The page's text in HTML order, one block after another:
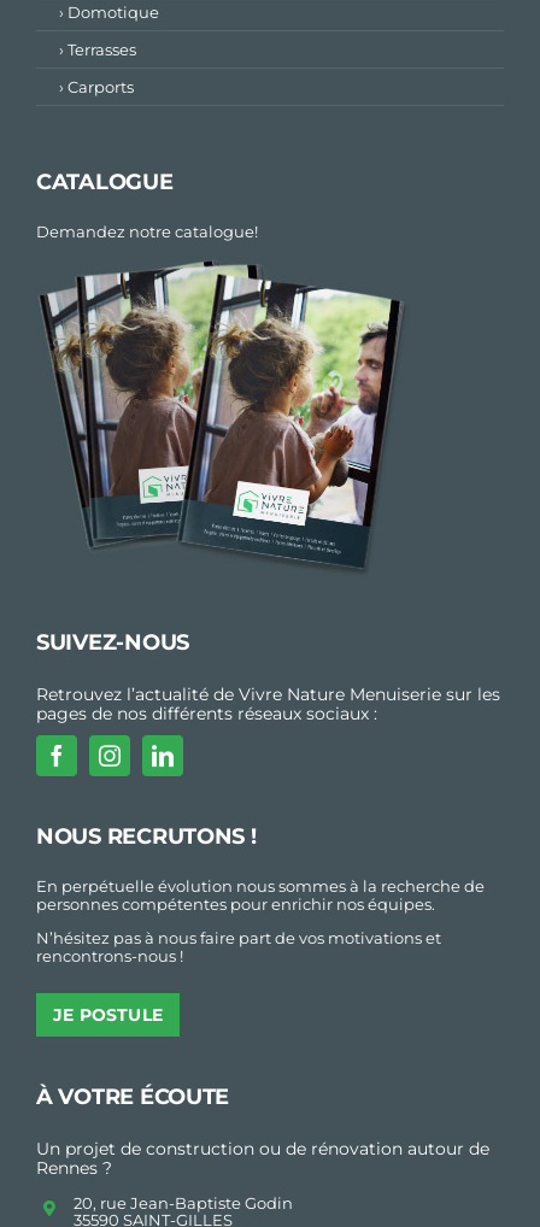
› Domotique
› Terrasses
› Carports
CATALOGUE
Demandez notre catalogue!
SUIVEZ-NOUS
Retrouvez l’actualité de Vivre Nature Menuiserie sur les
pages de nos différents réseaux sociaux :
NOUS RECRUTONS !
En perpétuelle évolution nous sommes à la recherche de
personnes compétentes pour enrichir nos équipes.
N’hésitez pas à nous faire part de vos motivations et
rencontrons-nous !
JE POSTULE
À VOTRE ÉCOUTE
Un projet de construction ou de rénovation autour de
Rennes ?
20, rue Jean-Baptiste Godin
35590 SAINT-GILLES